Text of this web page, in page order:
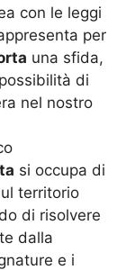
con le leggi
per
una sfida,
di
nel nostro
si occupa di
territorio
di risolvere
dalla
e i